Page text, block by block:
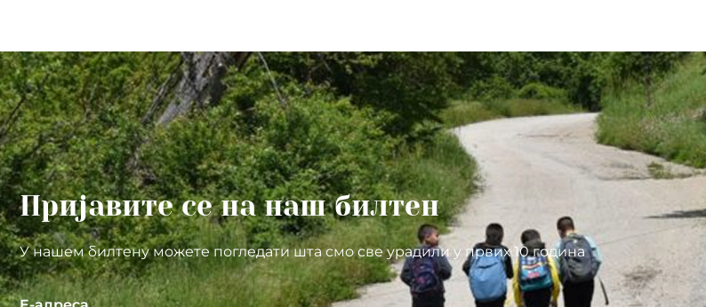
Пријавите се на наш билтен
У нашем билтену можете погледати шта смо све урадили у првих 10 година